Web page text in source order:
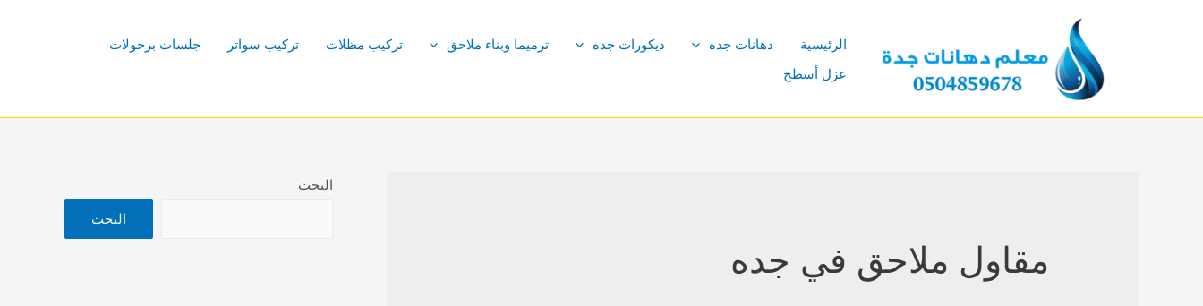
الرئيسية دهانات جده ديكورات جده ترميما وبناء ملاحق تركيب مظلات تركيب سواتر
جلسات برجولات
عزل أسطح
مقاول ملاحق في جده
البحث
البحث